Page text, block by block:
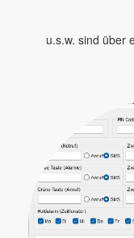
u.s.w. sind über